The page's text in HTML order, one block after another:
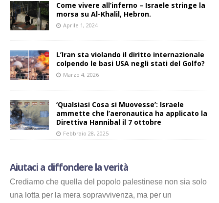
Come vivere all’inferno – Israele stringe la
morsa su Al-Khalil, Hebron.
Aprile 1, 2024
L’Iran sta violando il diritto internazionale
colpendo le basi USA negli stati del Golfo?
Marzo 4, 2026
‘Qualsiasi Cosa si Muovesse’: Israele
ammette che l’aeronautica ha applicato la
Direttiva Hannibal il 7 ottobre
Febbraio 28, 2025
Aiutaci a diffondere la verità
Crediamo che quella del popolo palestinese non sia solo
una lotta per la mera sopravvivenza, ma per un